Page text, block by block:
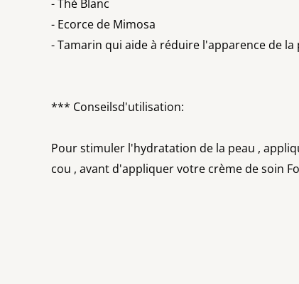
- Thé Blanc
- Ecorce de Mimosa
- Tamarin qui aide à réduire l'apparence de la
*** Conseilsd'utilisation:
Pour stimuler l'hydratation de la peau ,
cou , avant d'appliquer votre crème de soin